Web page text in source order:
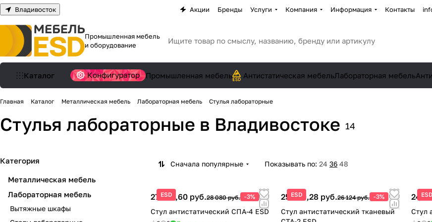
Владивосток Акции Бренды Услуги Компания Информация Контакты
Промышленная мебель
и оборудование
Каталог Конфигуратор Промышленная мебель Антистатическая мебельЛабораторная мебель
Главная Каталог Металлическая мебель Лабораторная мебель Стулья лабораторные
Стулья лабораторные в Владивостоке 14
Сначала популярные Показывать по: 24 36 48
ESD
27 237,60 руб.28 080 руб. -3%
Стул антистатический СПА-4 ESD
ESD
25 340,28 руб.26 124 руб. -3%
Стул антистатический тканевый
ESD
24
Стул
Категория
Металлическая мебель
Лабораторная мебель
Вытяжные шкафы